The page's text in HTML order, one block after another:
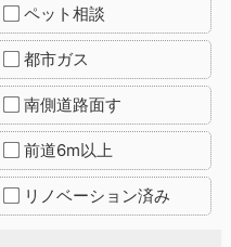
ペット相談
都市ガス
南側道路面す
前道6m以上
リノベーション済み